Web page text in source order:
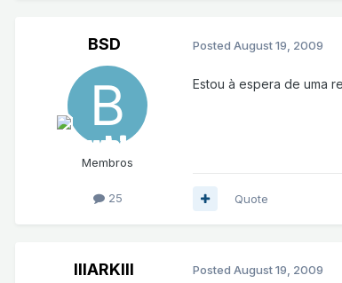
BSD
Membros
25
Posted August 19, 2009
Estou à espera de uma
Quote
lllARKlll Posted August 19, 2009